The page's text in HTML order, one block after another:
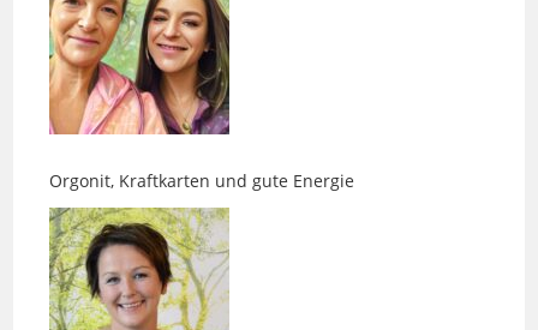
Orgonit, Kraftkarten und gute Energie